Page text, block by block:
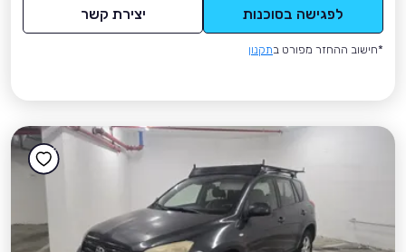
לפגישה בסוכנות יצירת קשר
*חישוב ההחזר מפורט בתקנון